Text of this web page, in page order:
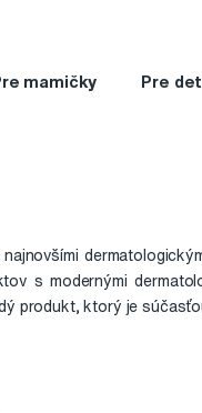
mamičky Pre
s modernými
produkt, ktorý je
komfort a dlhodobé
Mania Holic verí, že